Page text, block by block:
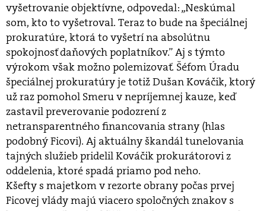
vyšetrovanie objektívne, odpovedal: „Neskúmal
som, kto to vyšetroval. Teraz to bude na špeciálnej
prokuratúre, ktorá to vyšetrí na absolútnu
spokojnosť daňových poplatníkov.” Aj s týmto
výrokom však možno polemizovať. Šéfom Úradu
špeciálnej prokuratúry je totiž Dušan Kováčik, ktorý
už raz pomohol Smeru v nepríjemnej kauze, keď
zastavil preverovanie podozrení z
netransparentného financovania strany (hlas
podobný Ficovi). Aj aktuálny škandál tunelovania
tajných služieb pridelil Kováčik prokurátorovi z
oddelenia, ktoré spadá priamo pod neho.
Kšefty s majetkom v rezorte obrany počas prvej
Ficovej vlády majú viacero spoločných znakov s